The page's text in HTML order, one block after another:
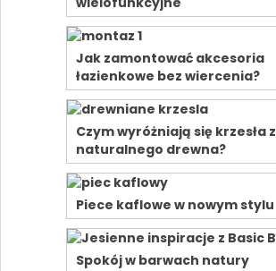
Jak zamontować akcesoria
łazienkowe bez wiercenia?
Czym wyróżniają się krzesła z
naturalnego drewna?
Piece kaflowe w nowym stylu
Spokój w barwach natury